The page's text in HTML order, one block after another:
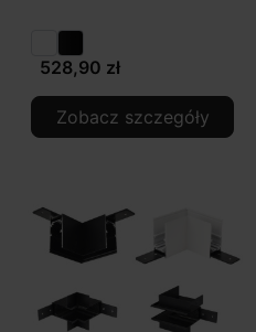
528,90 zł
Zobacz szczegóły